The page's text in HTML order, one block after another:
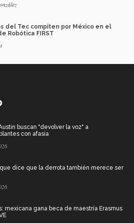
del Tec compiten por México en el
Robótica FIRST
buscan "devolver la voz" a
con afasia
que dice que la derrota también merece ser
mexicana gana beca de maestría Erasmus